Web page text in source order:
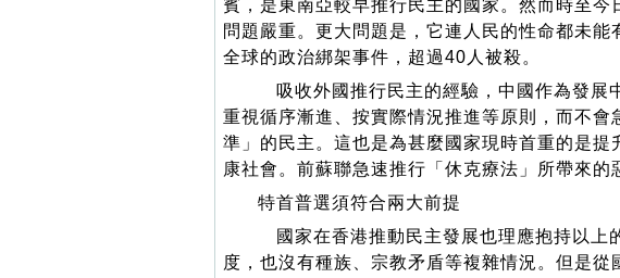
賓，是東南亞較早推行民主的國家。然而時至今
問題嚴重。更大問題是，它連人民的性命都未
全球的政治綁架事件，超過40人被殺。
吸收外國推行民主的經驗，中國作為發展
重視循序漸進、按實際情況推進等原則，而不
準」的民主。這也是為甚麼國家現時首重的是
康社會。前蘇聯急速推行「休克療法」所帶來的
特首普選須符合兩大前提
國家在香港推動民主發展也理應抱持以上
度，也沒有種族、宗教矛盾等複雜情況。但是